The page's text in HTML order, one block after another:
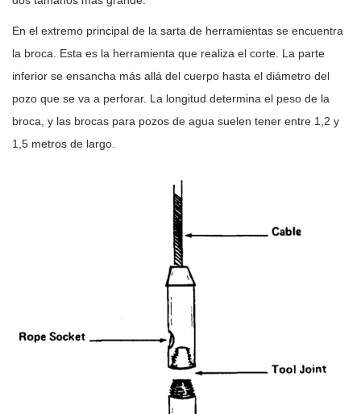
En el extremo principal de la sarta de herramientas se encuentra
la broca. Esta es la herramienta que realiza el corte. La parte
inferior se ensancha más allá del cuerpo hasta el diámetro del
pozo que se va a perforar. La longitud determina el peso de la
broca, y las brocas para pozos de agua suelen tener entre 1,2 y
1,5 metros de largo.